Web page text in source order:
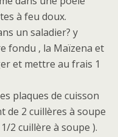
à feu doux.
un saladier? y
fondu , la Maïzena et
et mettre au frais 1
plaques de cuisson
de 2 cuillères à soupe
2 cuillère à soupe ).